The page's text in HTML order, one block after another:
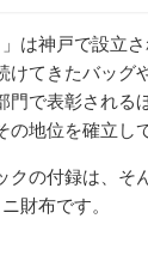
」は神戸で設立
けてきたバッグ
で表彰される
の地位を確立し
クの付録は、そ
財布です。